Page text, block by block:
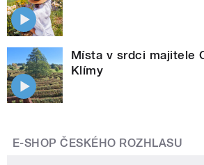
Místa v srdci majitele
Klímy
E-SHOP ČESKÉHO ROZHLASU